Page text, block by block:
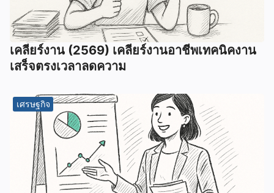
เคลียร์งาน (2569) เคลียร์งานอาชีพเทคนิคงาน
เสร็จตรงเวลาลดความ
เศรษฐกิจ